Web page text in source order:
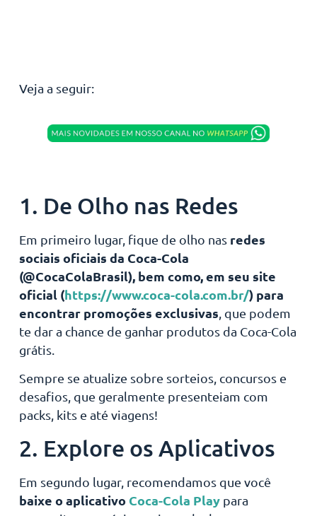
Veja a seguir:
1. De Olho nas Redes
Em primeiro lugar, fique de olho nas redes
sociais oficiais da Coca-Cola
(@CocaColaBrasil), bem como, em seu site
oficial (https://www.coca-cola.com.br/) para
encontrar promoções exclusivas , que podem
te dar a chance de ganhar produtos da Coca-Cola
grátis.
Sempre se atualize sobre sorteios, concursos e
desafios, que geralmente presenteiam com
packs, kits e até viagens!
2. Explore os Aplicativos
Em segundo lugar, recomendamos que você
baixe o aplicativo Coca-Cola Playpara